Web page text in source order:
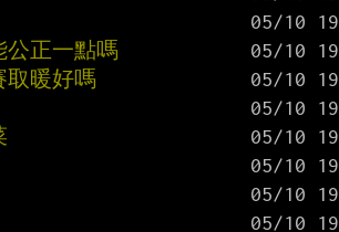
正一點嗎
暖好嗎